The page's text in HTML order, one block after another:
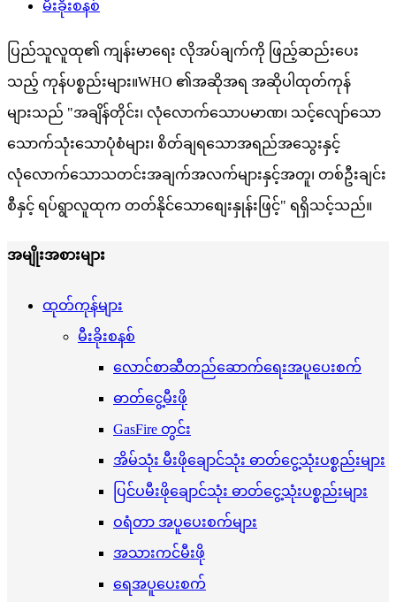
မီးခိုးစနစ်
ပြည်သူလူထု၏ ကျန်းမာရေး လိုအပ်ချက်ကို ဖြည့်ဆည်းပေး
သည့် ကုန်ပစ္စည်းများ။WHO ၏အဆိုအရ အဆိုပါထုတ်ကုန်
များသည် "အချိန်တိုင်း၊ လုံလောက်သောပမာဏ၊ သင့်လျော်သော
သောက်သုံးသောပုံစံများ၊ စိတ်ချရသောအရည်အသွေးနှင့်
လုံလောက်သောသတင်းအချက်အလက်များနှင့်အတူ၊ တစ်ဦးချင်း
စီနှင့် ရပ်ရွာလူထုက တတ်နိုင်သောစျေးနှုန်းဖြင့်" ရရှိသင့်သည်။
အမျိုးအစားများ
ထုတ်ကုန်များ
မီးခိုးစနစ်
လောင်စာဆီတည်ဆောက်ရေးအပူပေးစက်
ဓာတ်ငွေ့မီးဖို
GasFire တွင်း
အိမ်သုံး မီးဖိုချောင်သုံး ဓာတ်ငွေ့သုံးပစ္စည်းများ
ပြင်ပမီးဖိုချောင်သုံး ဓာတ်ငွေ့သုံးပစ္စည်းများ
ဝရံတာ အပူပေးစက်များ
အသားကင်မီးဖို
ရေအပူပေးစက်